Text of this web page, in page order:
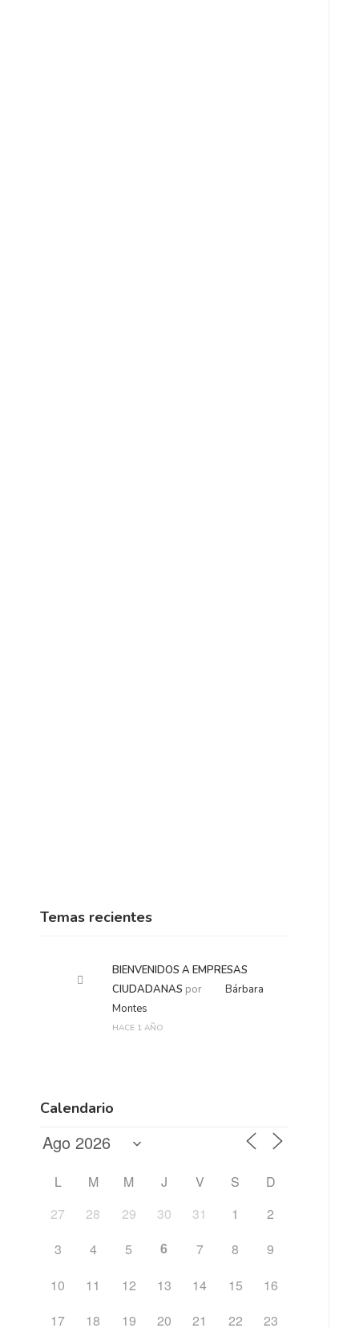
Temas recientes
BIENVENIDOS A EMPRESAS
CIUDADANAS por
Bárbara
Montes
HACE 1 AÑO
Calendario
L M M J V S
D
27
28 29 30 31 1
2
3
4 5 6 7 8
9
10
11 12 13 14 15
16
17
18 19 20 21 22 23